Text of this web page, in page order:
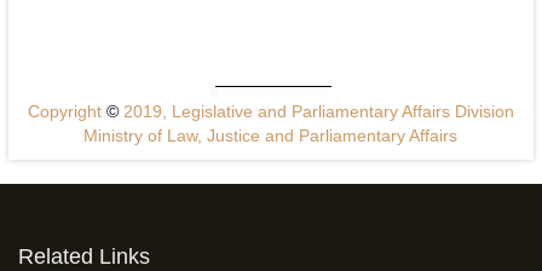
Copyright ©2019, Legislative and Parliamentary Affairs Division
Ministry of Law, Justice and Parliamentary Affairs
Related Links